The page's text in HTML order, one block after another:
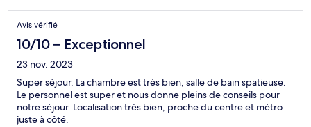
Avis vérifié
10/10 – Exceptionnel
23 nov. 2023
Super séjour. La chambre est très bien, salle de bain spatieuse.
Le personnel est super et nous donne pleins de conseils pour
notre séjour. Localisation très bien, proche du centre et métro
juste à côté.